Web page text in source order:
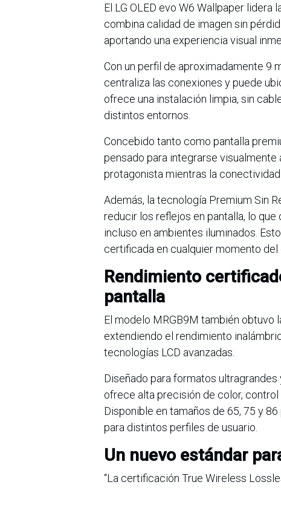
El LG OLED evo W6 Wallpaper
combina calidad de imagen sin
aportando una experiencia visual
Con un perfil de aproximadamente 9
centraliza las conexiones y puede
ofrece una instalación limpia, sin
distintos entornos.
Concebido tanto como pantalla
pensado para integrarse
protagonista mientras la
Además, la tecnología Premium Sin
reducir los reflejos en pantalla, lo
incluso en ambientes iluminados.
certificada en cualquier momento del
Rendimiento
pantalla
El modelo MRGB9M también obtuvo
extendiendo el rendimiento
tecnologías LCD avanzadas.
Diseñado para formatos
ofrece alta precisión de color,
Disponible en tamaños de 65, 75 y
para distintos perfiles de usuario.
Un nuevo estándar
“La certificación True Wireless